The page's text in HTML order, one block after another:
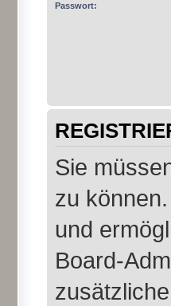
Passwort:
Sie
zu
und
Board-